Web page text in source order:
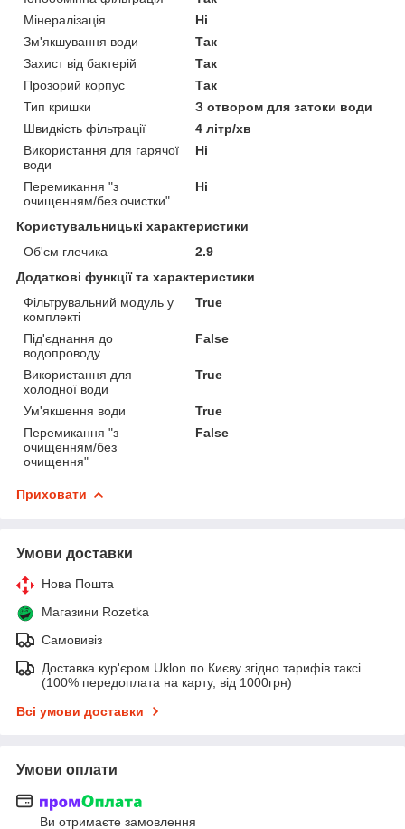
Мінералізація
Ні
Зм'якшування води
Так
Захист від бактерій
Так
Прозорий корпус
Так
Тип кришки
З отвором для затоки води
Швидкість фільтрації
4 літр/хв
Використання для гарячої
води
Ні
Перемикання "з
очищенням/без очистки"
Ні
Користувальницькі характеристики
Об'єм глечика
2.9
Додаткові функції та характеристики
Фільтрувальний модуль у
комплекті
True
Під'єднання до
водопроводу
False
Використання для
холодної води
True
Ум'якшення води
True
Перемикання "з
очищенням/без
очищення"
False
Приховати
Умови доставки
Нова Пошта
Магазини Rozetka
Самовивіз
Доставка кур'єром Uklon по Києву згідно тарифів таксі
(100% передоплата на карту, від 1000грн)
Всі умови доставки
Умови оплати
Ви отримаєте замовлення